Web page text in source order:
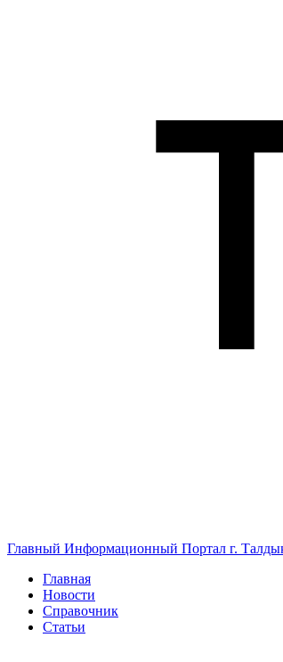
Главный Информационный Портал г.
Главная
Новости
Справочник
Статьи